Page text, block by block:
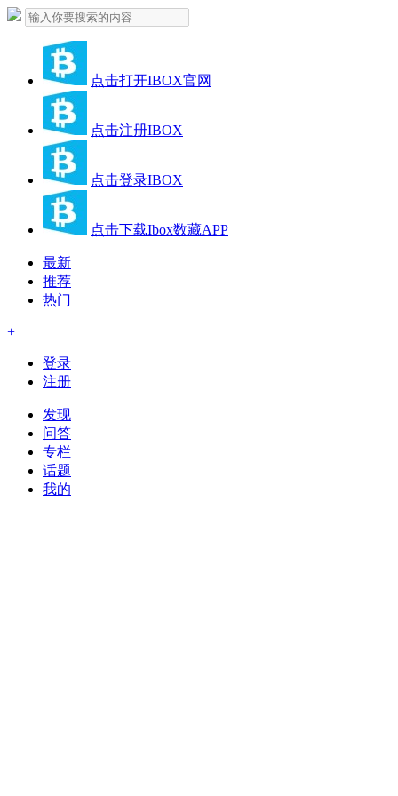
点击打开IBOX官网
点击注册IBOX
点击登录IBOX
点击下载Ibox数藏APP
最新
推荐
热门
+
登录
注册
发现
问答
专栏
话题
我的